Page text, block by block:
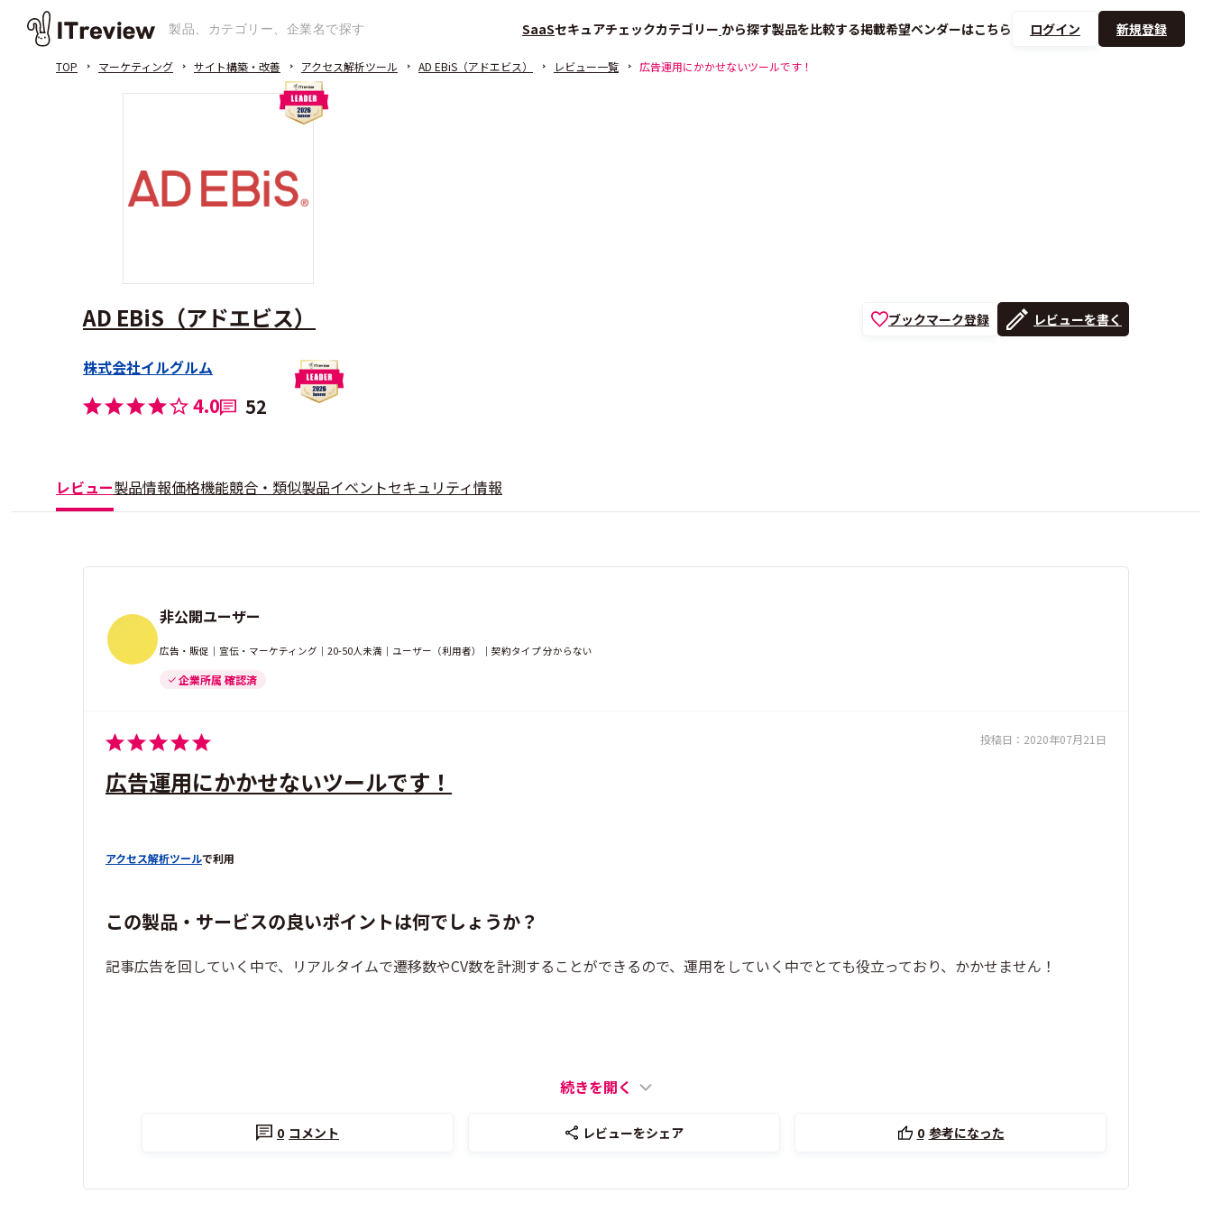
SaaSセキュアチェックカテゴリー から探す製品を比較する掲載希望ベンダーはこちら ログイン 新規登録
TOP マーケティング サイト構築・改善 アクセス解析ツール AD EBiS（アドエビス） レビュー一覧 広告運用にかかせないツールです！
AD EBiS（アドエビス）
株式会社イルグルム
4.0 52
ブックマーク登録 レビューを書く
レビュー製品情報価格機能競合・類似製品イベントセキュリティ情報
非公開ユーザー
広告・販促｜宣伝・マーケティング｜20-50人未満｜ユーザー（利用者）｜契約タイプ 分からない
企業所属 確認済
投稿日： 2020年07月21日
広告運用にかかせないツールです！
アクセス解析ツールで利用
この製品・サービスの良いポイントは何でしょうか？
記事広告を回していく中で、リアルタイムで遷移数やCV数を計測することができるので、運用をしていく中でとても役立っており、かかせません！
続きを開く
0 コメント レビューをシェア 0 参考になった